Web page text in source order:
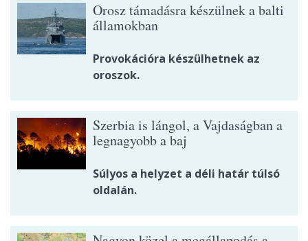
Orosz támadásra készülnek a balti
államokban
Provokációra készülhetnek az
oroszok.
Szerbia is lángol, a Vajdaságban a
legnagyobb a baj
Súlyos a helyzet a déli határ túlsó
oldalán.